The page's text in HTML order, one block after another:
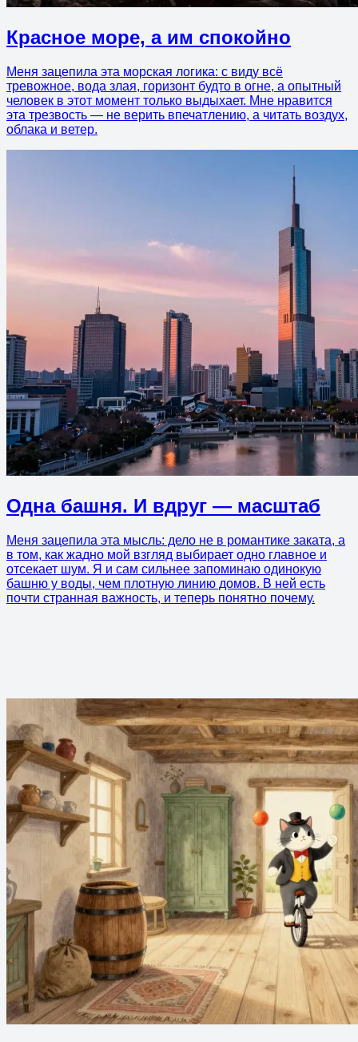
Красное море, а им спокойно
Меня зацепила эта морская логика: с виду всё
тревожное, вода злая, горизонт будто в огне, а опытный
человек в этот момент только выдыхает. Мне нравится
эта трезвость — не верить впечатлению, а читать воздух,
облака и ветер.
Одна башня. И вдруг — масштаб
Меня зацепила эта мысль: дело не в романтике заката, а
в том, как жадно мой взгляд выбирает одно главное и
отсекает шум. Я и сам сильнее запоминаю одинокую
башню у воды, чем плотную линию домов. В ней есть
почти странная важность, и теперь понятно почему.